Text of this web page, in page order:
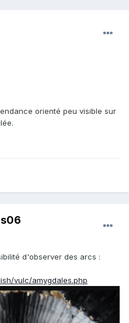
orienté peu visible sur
d'observer des arcs :
vulc/amygdales.php